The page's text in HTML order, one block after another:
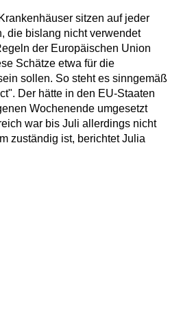
sitzen auf jeder
die bislang nicht verwendet
der Europäischen Union
Schätze etwa für die
sollen. So steht es sinngemäß
Der hätte in den EU-Staaten
Wochenende umgesetzt
war bis Juli allerdings nicht
zuständig ist, berichtet Julia